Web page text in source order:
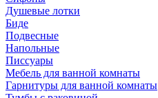
Душевые лотки
Биде
Подвесные
Напольные
Писсуары
Мебель для ванной комнаты
Гарнитуры для ванной комнаты